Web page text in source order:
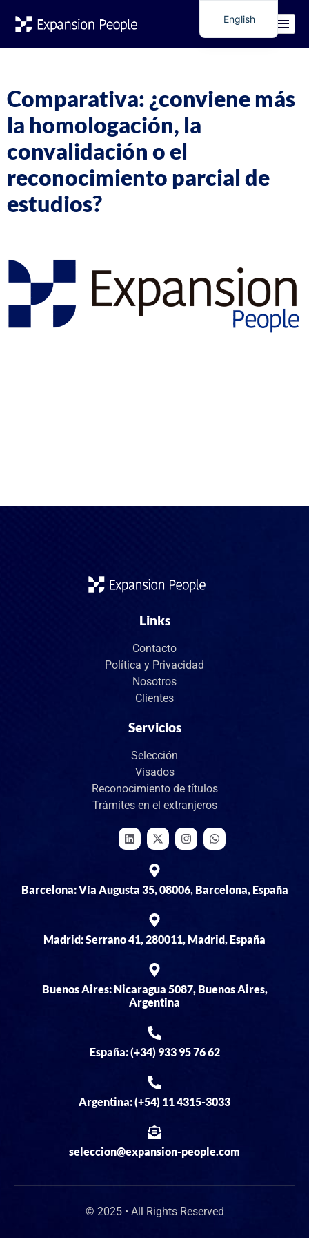
Tag:Convalidación
estudios
Comparativa: ¿conviene más
la homologación, la
convalidación o el
reconocimiento parcial de
estudios?
Links
Contacto
Política y Privacidad
Nosotros
Clientes
Servicios
Selección
Visados
Reconocimiento de títulos
Trámites en el extranjeros
Barcelona: Vía Augusta 35, 08006, Barcelona, España
Madrid: Serrano 41, 280011, Madrid, España
Buenos Aires: Nicaragua 5087, Buenos Aires,
Argentina
España: (+34) 933 95 76 62
Argentina: (+54) 11 4315-3033
seleccion@expansion-people.com
© 2025 • All Rights Reserved
English
Spanish